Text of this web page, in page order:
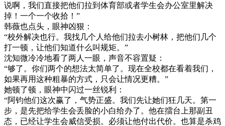
说啊，我们直接把他们拉到体育部或者学生会办公室里解决
掉！一个一个收拾！”
韩薇也点头，眼神凶狠：
“校外解决也行。我找几个人给他们拉去小树林，把他们几个
打一顿，让他们知道什么叫规矩。”
沈知微冷冷地看了两人一眼，声音不容置疑：
“够了。你们两个的想法太简单了。现在全校都在看着我们，
如果再用这种粗暴的方式，只会让情况更糟。”
她顿了顿，眼神中闪过一丝锐利：
“阿钧他们这次赢了，气势正盛。我们先让她们狂几天。第一
步，是先把给学生会丢脸的小白给办了。他在擂台上那副丑
态，已经让学生会威信受损。必须让他付出代价。也算是杀鸡